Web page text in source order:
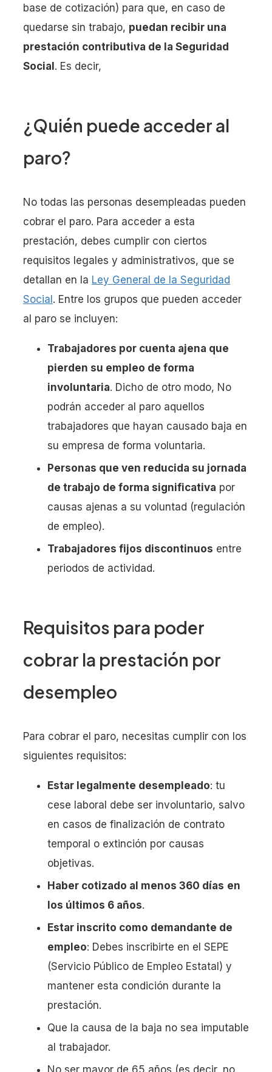
base de cotización) para que, en caso de
quedarse sin trabajo, puedan recibir una
prestación contributiva de la Seguridad
Social. Es decir,
¿Quién puede acceder al
paro?
No todas las personas desempleadas pueden
cobrar el paro. Para acceder a esta
prestación, debes cumplir con ciertos
requisitos legales y administrativos, que se
detallan en la Ley General de la Seguridad
Social . Entre los grupos que pueden acceder
al paro se incluyen:
Trabajadores por cuenta ajena que
pierden su empleo de forma
involuntaria. Dicho de otro modo, No
podrán acceder al paro aquellos
trabajadores que hayan causado baja en
su empresa de forma voluntaria.
Personas que ven reducida su jornada
de trabajo de forma significativa por
causas ajenas a su voluntad (regulación
de empleo).
Trabajadores fijos discontinuos entre
periodos de actividad.
Requisitos para poder
cobrar la prestación por
desempleo
Para cobrar el paro, necesitas cumplir con los
siguientes requisitos:
Estar legalmente desempleado: tu
cese laboral debe ser involuntario, salvo
en casos de finalización de contrato
temporal o extinción por causas
objetivas.
Haber cotizado al menos 360 días en
los últimos 6 años.
Estar inscrito como demandante de
empleo: Debes inscribirte en el SEPE
(Servicio Público de Empleo Estatal) y
mantener esta condición durante la
prestación.
Que la causa de la baja no sea imputable
al trabajador.
No ser mayor de 65 años (es decir, no